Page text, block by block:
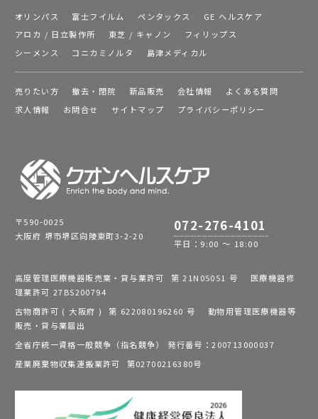
オリンパス 富士フイルム ペンタックス
GE ヘルスケア
アロカ / 日立製作所
東芝 / キャノン
フィリップス
シーメンス
コニカミノルタ 島津メディカル
売りたい方 撤去・閉院 新品販売 会社情報
よくある質問
求人情報
お問合せ サイトマップ プライバシーポリシー
〒590-0025
大阪府 堺市堺区向陵東町3-2-20
072-276-4101
平日：9:00 ～ 18:00
高度管理医療機器販売業・貸与業許可 第 21N05051 号 医療機器修
理業許可 27BS200794
古物商許可 ( 大阪府 ) 第 622080196260 号 動物用管理医療機器等
販売・貸与業届出
全省庁統一資格一般競争（指名競争） 発行番号：200713000037
産業廃棄物収集運搬業許可 第02700216380号